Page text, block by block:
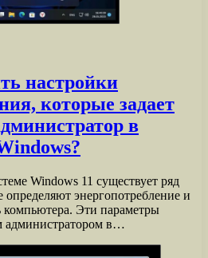
настройки
которые задает
в
Windows 11 существует ряд
определяют энергопотребление и
компьютера. Эти параметры
администратором в…